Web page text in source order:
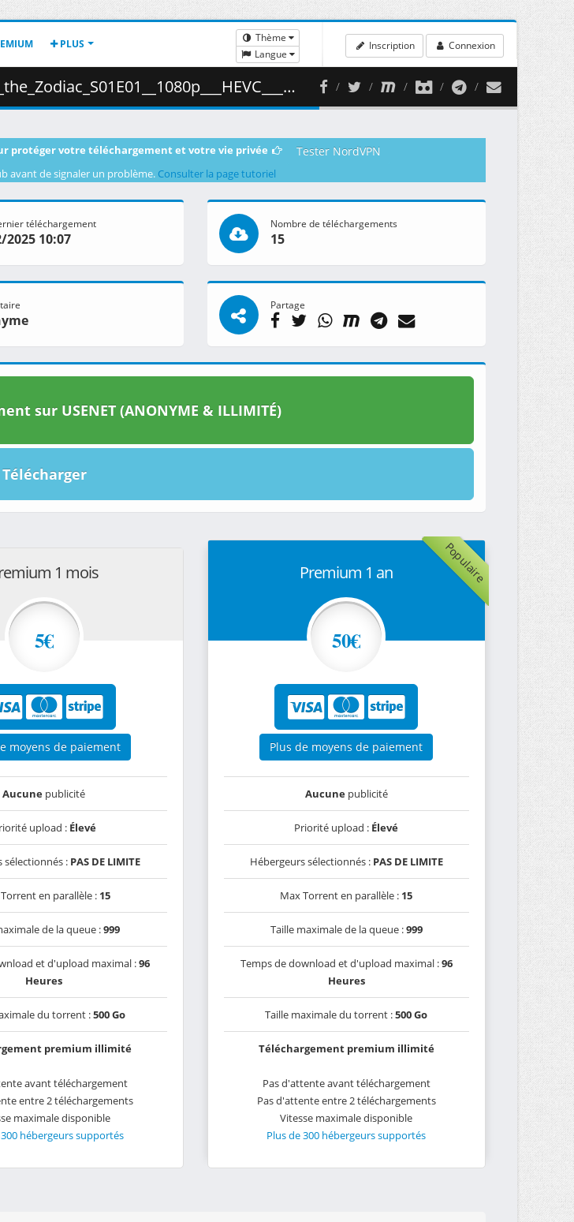
PLUS
Thème
Langue
Inscription Connexion
Audio___Multi-Subs___70A5288A_.mkv.004 ( 477.63 MB )
protéger votre téléchargement et votre vie privée Tester NordVPN
avant de signaler un problème. Consulter la page tutoriel
téléchargement
2025 10:07
Nombre de téléchargements
15
Partage
sur USENET (ANONYME & ILLIMITÉ)
Télécharger
1 mois
5€
moyens de paiement
Aucune publicité
upload : Élevé
sélectionnés : PAS DE LIMITE
en parallèle : 15
de la queue :999
et d'upload maximal :96
Heures
du torrent :500 Go
premium illimité
avant téléchargement
entre 2 téléchargements
maximale disponible
hébergeurs supportés
Populaire
Premium 1 an
50€
Plus de moyens de paiement
Aucunepublicité
Priorité upload : Élevé
Hébergeurs sélectionnés : PAS DE LIMITE
Max Torrent en parallèle : 15
Taille maximale de la queue :999
Temps de download et d'upload maximal :96
Heures
Taille maximale du torrent :500 Go
Téléchargement premium illimité
Pas d'attente avant téléchargement
Pas d'attente entre 2 téléchargements
Vitesse maximale disponible
Plus de 300 hébergeurs supportés